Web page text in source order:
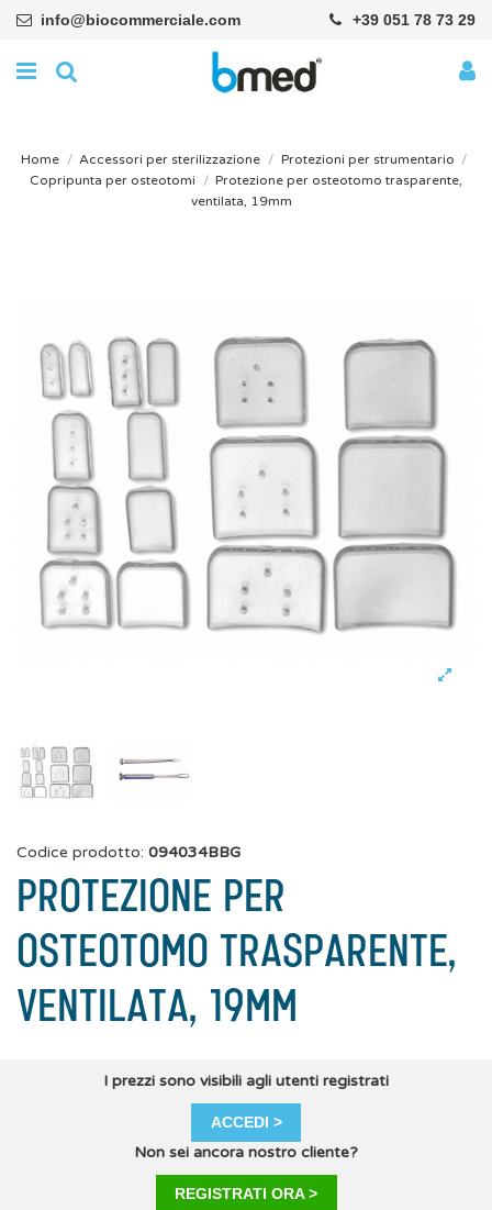
info@biocommerciale.com +39 051 78 73 29
Home Accessori per sterilizzazione
Protezioni per strumentario
Copripunta per osteotomi
Protezione per osteotomo trasparente,
ventilata, 19mm
Codice prodotto: 094034BBG
PROTEZIONE PER
OSTEOTOMO TRASPARENTE,
VENTILATA, 19MM
I prezzi sono visibili agli utenti registrati
ACCEDI >
Non sei ancora nostro cliente?
REGISTRATI ORA >